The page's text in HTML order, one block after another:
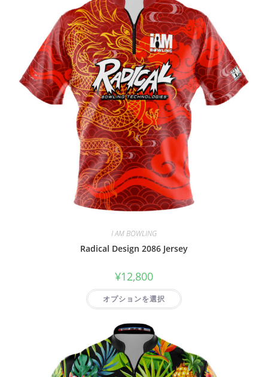
I AM BOWLING
Radical Design 2086 Jersey
¥12,800
オプションを選択